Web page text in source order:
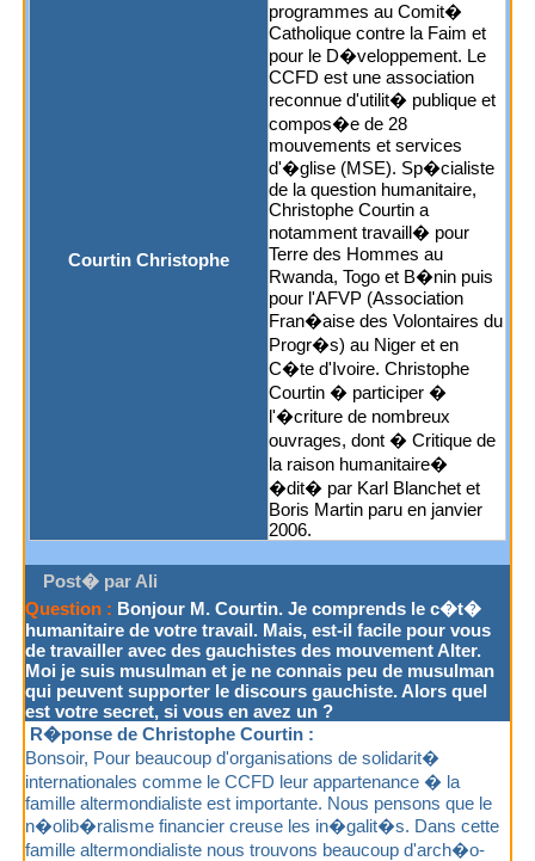
Courtin Christophe
programmes au Comit�
Catholique contre la Faim et
pour le D�veloppement. Le
CCFD est une association
reconnue d'utilit� publique et
compos�e de 28
mouvements et services
d'�glise (MSE). Sp�cialiste
de la question humanitaire,
Christophe Courtin a
notamment travaill� pour
Terre des Hommes au
Rwanda, Togo et B�nin puis
pour l'AFVP (Association
Fran�aise des Volontaires du
Progr�s) au Niger et en
C�te d'Ivoire. Christophe
Courtin � participer �
l'�criture de nombreux
ouvrages, dont � Critique de
la raison humanitaire�
�dit� par Karl Blanchet et
Boris Martin paru en janvier
2006.
Post� par Ali
Question : Bonjour M. Courtin. Je comprends le c�t�
humanitaire de votre travail. Mais, est-il facile pour vous
de travailler avec des gauchistes des mouvement Alter.
Moi je suis musulman et je ne connais peu de musulman
qui peuvent supporter le discours gauchiste. Alors quel
est votre secret, si vous en avez un ?
R�ponse de Christophe Courtin :
Bonsoir, Pour beaucoup d'organisations de solidarit�
internationales comme le CCFD leur appartenance � la
famille altermondialiste est importante. Nous pensons que le
n�olib�ralisme financier creuse les in�galit�s. Dans cette
famille altermondialiste nous trouvons beaucoup d'arch�o-